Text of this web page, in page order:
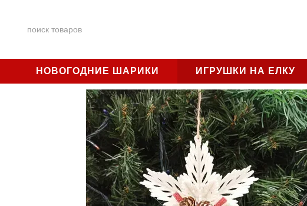
НОВОГОДНИЕ ШАРИКИ ИГРУШКИ НА ЕЛКУ